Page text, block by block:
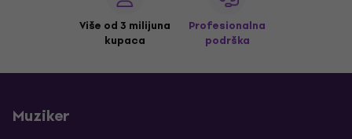
Više od 3 milijuna
kupaca
Profesionalna
podrška
Muziker